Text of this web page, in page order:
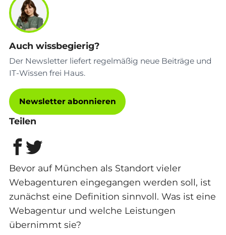
Auch wissbegierig?
Der Newsletter liefert regelmäßig neue Beiträge und
IT-Wissen frei Haus.
Newsletter abonnieren
Teilen
Bevor auf München als Standort vieler
Webagenturen eingegangen werden soll, ist
zunächst eine Definition sinnvoll. Was ist eine
Webagentur und welche Leistungen
übernimmt sie?